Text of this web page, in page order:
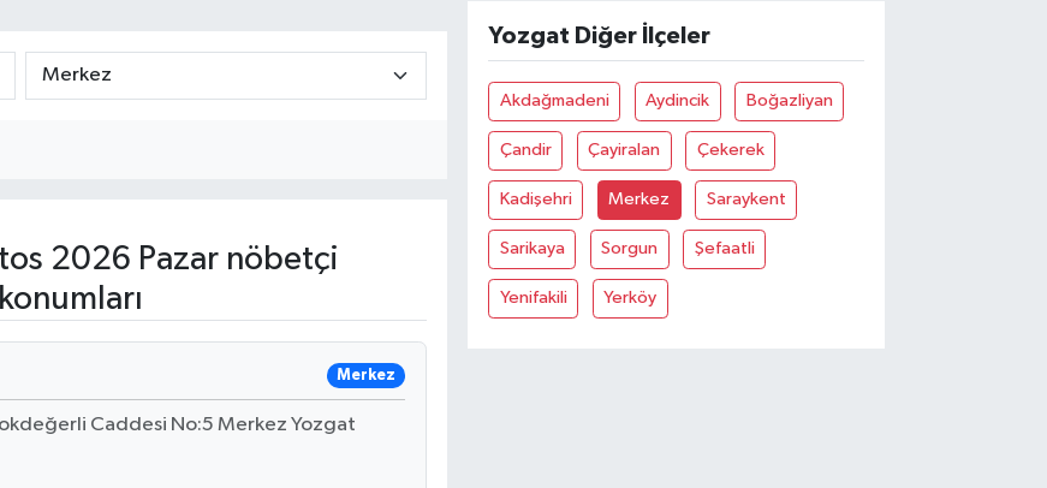
2026 Pazar nöbetçi
Merkez
Caddesi No:5 Merkez Yozgat
Yozgat Diğer İlçeler
Akdağmadeni Aydincik Boğazliyan
Çandir Çayiralan Çekerek
Kadişehri Merkez Saraykent
Sarikaya Sorgun Şefaatli
Yenifakili Yerköy